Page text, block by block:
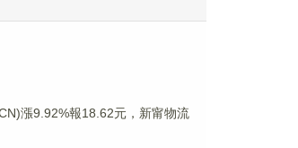
漲9.92%報18.62元，新甯物流